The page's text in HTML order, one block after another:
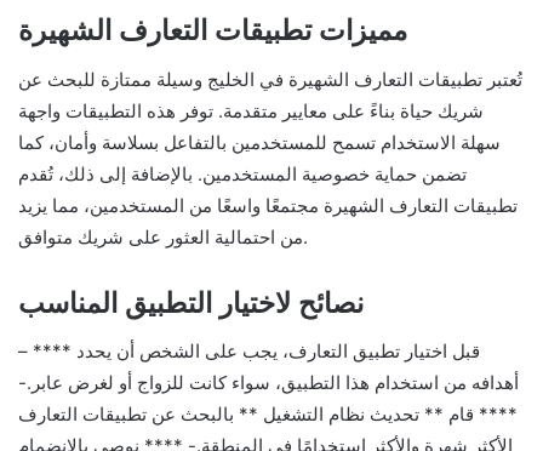
مميزات تطبيقات التعارف الشهيرة
تُعتبر تطبيقات التعارف الشهيرة في الخليج وسيلة ممتازة للبحث عن
شريك حياة بناءً على معايير متقدمة. توفر هذه التطبيقات واجهة
سهلة الاستخدام تسمح للمستخدمين بالتفاعل بسلاسة وأمان، كما
تضمن حماية خصوصية المستخدمين. بالإضافة إلى ذلك، تُقدم
تطبيقات التعارف الشهيرة مجتمعًا واسعًا من المستخدمين، مما يزيد
من احتمالية العثور على شريك متوافق.
نصائح لاختيار التطبيق المناسب
– **** قبل اختيار تطبيق التعارف، يجب على الشخص أن يحدد
أهدافه من استخدام هذا التطبيق، سواء كانت للزواج أو لغرض عابر.-
**** قام ** تحديث نظام التشغيل ** بالبحث عن تطبيقات التعارف
الأكثر شهرة والأكثر استخدامًا في المنطقة.- **** نوصي بالانضمام